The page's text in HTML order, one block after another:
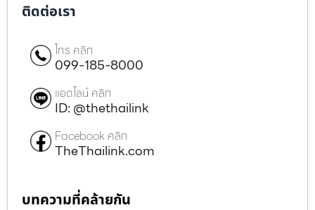
ติดต่อเรา
โทร คลิก
099-185-8000
แอดไลน์ คลิก
ID: @thethailink
Facebook คลิก
TheThailink.com
บทความที่คล้ายกัน